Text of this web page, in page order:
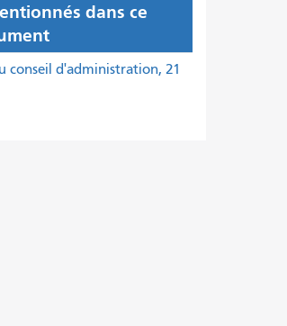
dans ce
conseil d'administration, 21